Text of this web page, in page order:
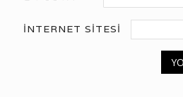
İNTERNET SITESI